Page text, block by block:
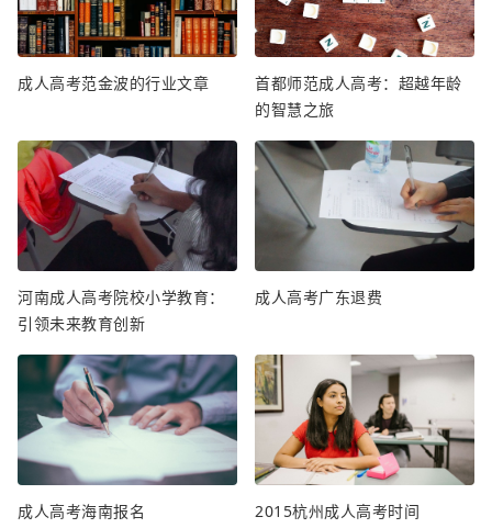
成人高考范金波的行业文章
首都师范成人高考：超越年龄
的智慧之旅
河南成人高考院校小学教育：
引领未来教育创新
成人高考广东退费
成人高考海南报名 2015杭州成人高考时间